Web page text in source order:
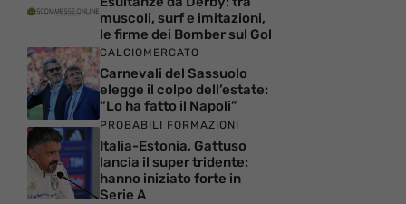
muscoli, surf e imitazioni,
le firme dei Bomber sul Gol
CALCIOMERCATO
Carnevali del Sassuolo
elegge il colpo dell’estate:
“Lo ha fatto il Napoli”
PROBABILI FORMAZIONI
Italia-Estonia, Gattuso
lancia il super tridente:
hanno iniziato forte in
Serie A